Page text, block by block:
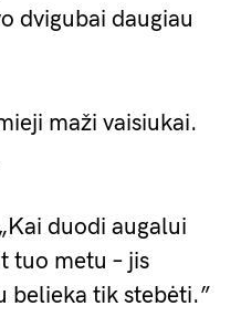
dvigubai daugiau
maži vaisiukai.
duodi augalui
tuo metu – jis
belieka tik stebėti.”